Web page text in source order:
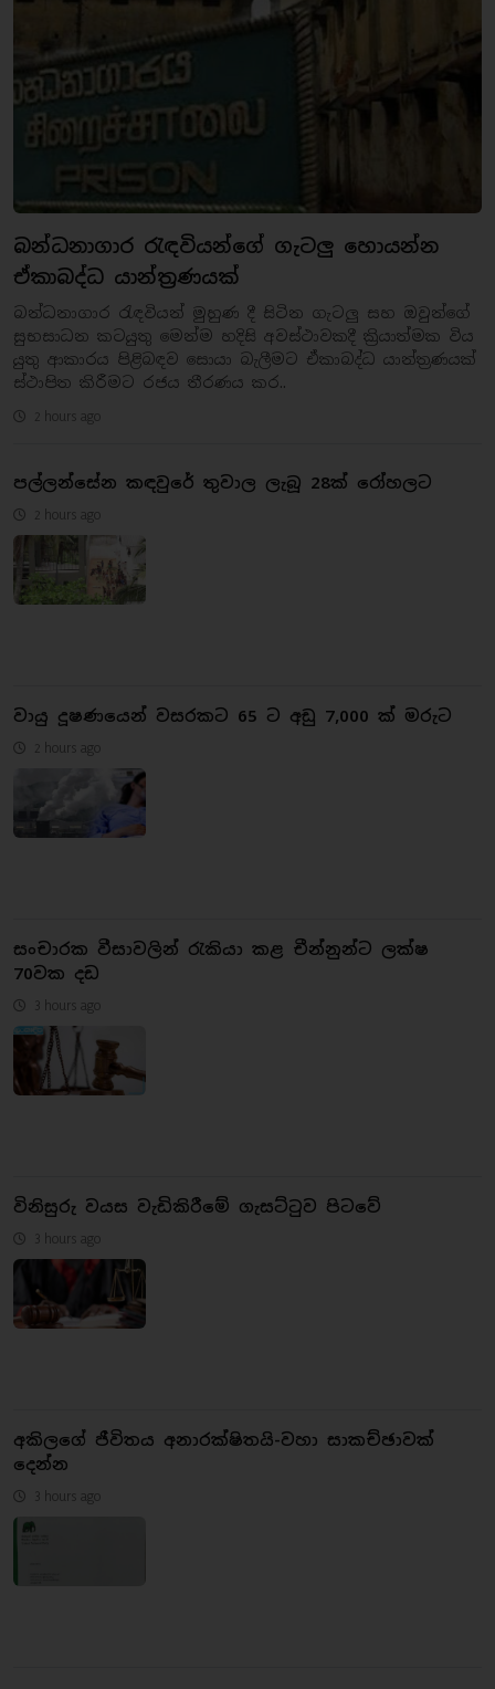
බන්ධනාගාර රැඳවියන්ගේ ගැටලු හොයන්න
ඒකාබද්ධ යාන්ත්‍රණයක්
බන්ධනාගාර රැඳවියන් මුහුණ දී සිටින ගැටලු සහ ඔවුන්ගේ
සුභසාධන කටයුතු මෙන්ම හදිසි අවස්ථාවකදී ක්‍රියාත්මක විය
යුතු ආකාරය පිළිබඳව සොයා බැලීමට ඒකාබද්ධ යාන්ත්‍රණයක්
ස්ථාපිත කිරීමට රජය තීරණය කර..
2 hours ago
පල්ලන්සේන කඳවුරේ තුවාල ලැබූ 28ක් රෝහලට
2 hours ago
වායු දූෂණයෙන් වසරකට 65 ට අඩු 7,000 ක් මරුට
2 hours ago
සංචාරක වීසාවලින් රැකියා කළ චීන්නුන්ට ලක්ෂ
70වක දඩ
3 hours ago
විනිසුරු වයස වැඩිකිරීමේ ගැසට්ටුව පිටවේ
3 hours ago
අකිලගේ ජීවිතය අනාරක්ෂිතයි-වහා සාකච්ඡාවක්
දෙන්න
3 hours ago